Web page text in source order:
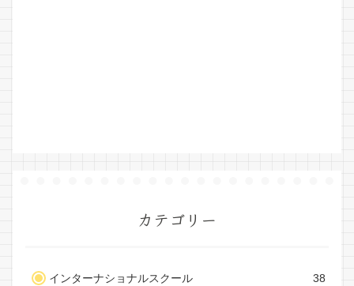
カテゴリー
インターナショナルスクール 38